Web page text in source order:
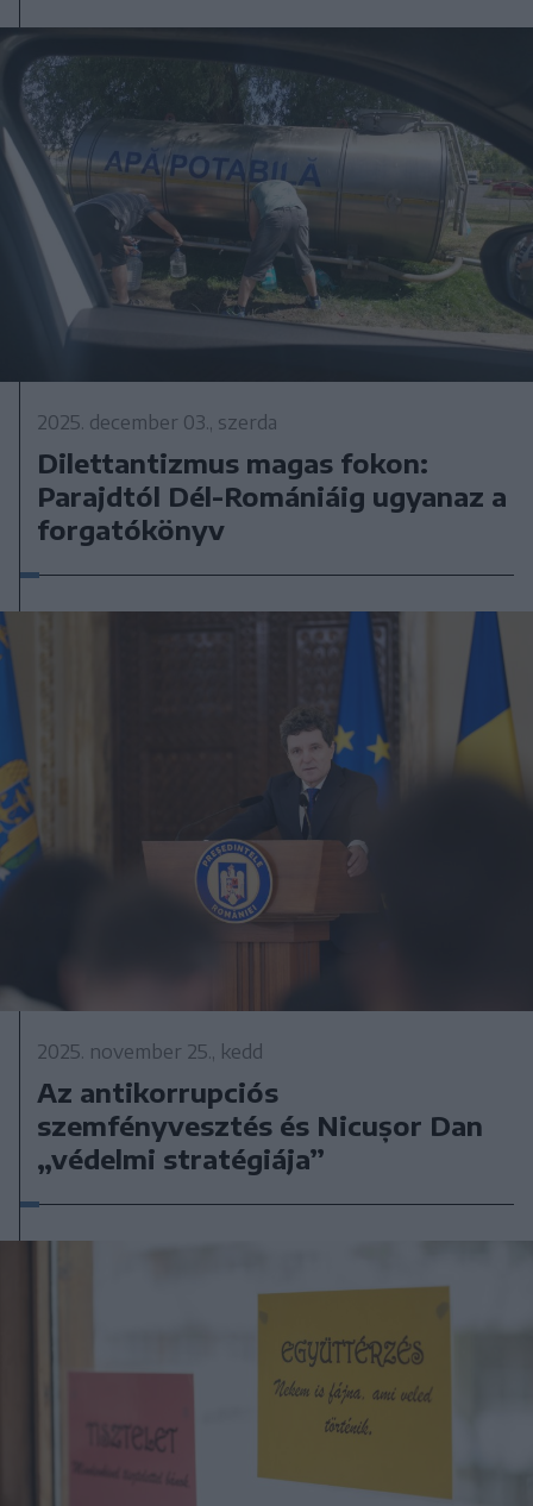
2025. december 03., szerda
Dilettantizmus magas fokon:
Parajdtól Dél-Romániáig ugyanaz a
forgatókönyv
2025. november 25., kedd
Az antikorrupciós
szemfényvesztés és Nicușor Dan
„védelmi stratégiája”